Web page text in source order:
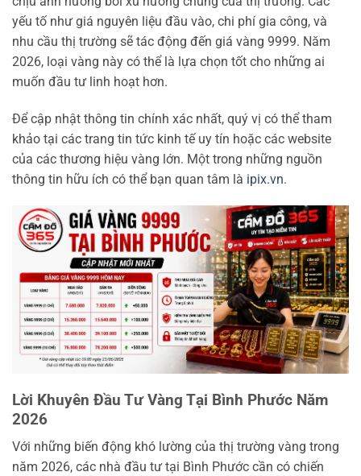
yếu tố như giá nguyên liệu đầu vào, chi phí gia công, và
nhu cầu thị trường sẽ tác động đến giá vàng 9999. Năm
2026, loại vàng này có thể là lựa chọn tốt cho những ai
muốn đầu tư linh hoạt hơn.
Để cập nhật thông tin chính xác nhất, quý vị có thể tham
khảo tại các trang tin tức kinh tế uy tín hoặc các website
của các thương hiệu vàng lớn. Một trong những nguồn
thông tin hữu ích có thể bạn quan tâm là ipix.vn.
Lời Khuyên Đầu Tư Vàng Tại Bình Phước Năm
2026
Với những biến động khó lường của thị trường vàng trong
năm 2026, các nhà đầu tư tại Bình Phước cần có chiến